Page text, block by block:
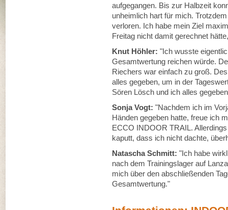
aufgegangen. Bis zur Halbzeit
unheimlich hart für mich.
verloren. Ich habe mein Ziel
Freitag nicht damit gerechnet
Knut Höhler: "Ich wusste
Gesamtwertung reichen würde.
Riechers war einfach zu groß.
alles gegeben, um in der
Sören Lösch und ich alles
Sonja Vogt: "Nachdem ich im
Händen gegeben hatte, freue ich
ECCO INDOOR TRAIL.
kaputt, dass ich nicht dachte,
Natascha Schmitt: "Ich habe
nach dem Trainingslager auf
mich über den abschließenden
Gesamtwertung."